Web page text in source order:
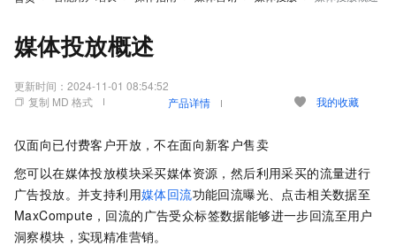
媒体投放概述
更新时间： 2024-11-01 08:54:52
复制 MD 格式
产品详情 我的收藏
仅面向已付费客户开放，不在面向新客户售卖
您可以在媒体投放模块采买媒体资源，然后利用采买的流量进行
广告投放。并支持利用媒体回流功能回流曝光、点击相关数据至
MaxCompute，回流的广告受众标签数据能够进一步回流至用户
洞察模块，实现精准营销。